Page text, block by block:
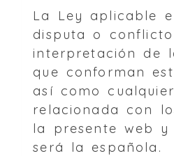
La Ley aplicable
disputa o
interpretación de
que conforman
así como
relacionada con
la presente web y
será la española.